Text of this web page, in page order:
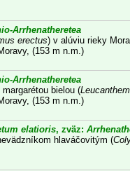
Arrhenatheretea
erectus) v alúviu rieky
(153 m n.m.)
Arrhenatheretea
bielou (
(153 m n.m.)
elatioris, zväz:
hlaváčovitým (